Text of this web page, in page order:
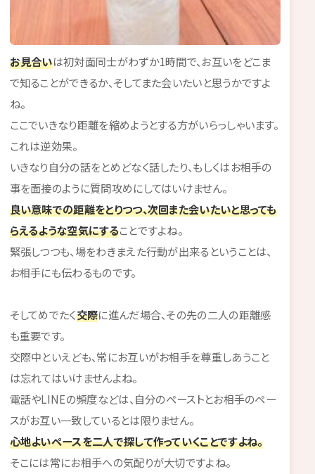
お見合いは初対面同士がわずか1時間で、お互いをどこま
で知ることができるか、そしてまた会いたいと思うかですよ
ね。
ここでいきなり距離を縮めようとする方がいらっしゃいます。
これは逆効果。
いきなり自分の話をとめどなく話したり、もしくはお相手の
事を面接のように質問攻めにしてはいけません。
良い意味での距離をとりつつ、次回また会いたいと思っても
らえるような空気にすることですよね。
緊張しつつも、場をわきまえた行動が出来るということは、
お相手にも伝わるものです。
そしてめでたく交際に進んだ場合、その先の二人の距離感
も重要です。
交際中といえども、常にお互いがお相手を尊重しあうこと
は忘れてはいけませんよね。
電話やLINEの頻度などは、自分のペーストとお相手のペー
スがお互い一致しているとは限りません。
心地よいペースを二人で探して作っていくことですよね。
そこには常にお相手への気配りが大切ですよね。